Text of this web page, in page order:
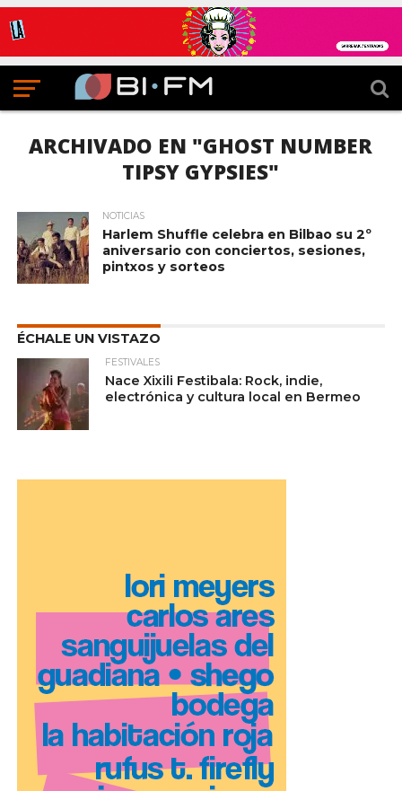
ARCHIVADO EN "GHOST NUMBER
TIPSY GYPSIES"
NOTICIAS
Harlem Shuffle celebra en Bilbao su 2º
aniversario con conciertos, sesiones,
pintxos y sorteos
ÉCHALE UN VISTAZO
FESTIVALES
Nace Xixili Festibala: Rock, indie,
electrónica y cultura local en Bermeo